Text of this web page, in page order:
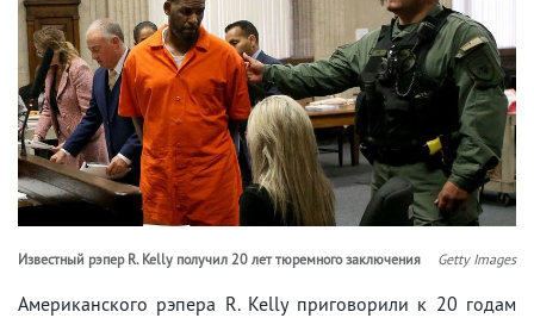
Известный рэпер R. Kelly получил 20 лет тюремного заключения Getty Images
Американского рэпера R. Kelly приговорили к 20 годам